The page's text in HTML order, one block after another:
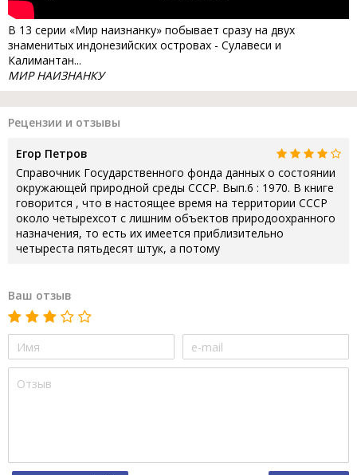
В 13 серии «Мир наизнанку» побывает сразу на двух
знаменитых индонезийских островах - Сулавеси и
Калимантан...
МИР НАИЗНАНКУ
Рецензии и отзывы
Егор Петров
Справочник Государственного фонда данных о состоянии
окружающей природной среды СССР. Вып.6 : 1970. В книге
говорится , что в настоящее время на территории СССР
около четырехсот с лишним объектов природоохранного
назначения, то есть их имеется приблизительно
четыреста пятьдесят штук, а потому
Ваш отзыв